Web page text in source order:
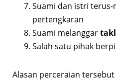
Suami dan istri
pertengkaran
Suami melanggar
Salah satu pihak
Alasan perceraian tersebut